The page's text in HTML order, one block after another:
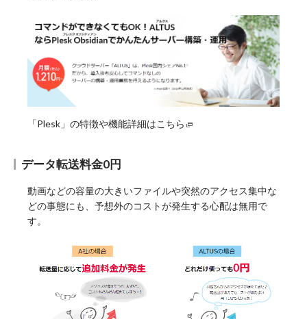
「Plesk」の特徴や機能詳細はこちら
データ転送料金0円
動画などの容量の大きいファイルや突然のアクセス集中な
どの事態にも、予想外のコストが発生する心配は無用で
す。